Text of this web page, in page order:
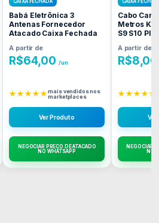
CAIXA FECHADA
Babá Eletrônica 3
Antenas Fornecedor
Atacado Caixa Fechada
A partir de
R$64,00 /un
★★★★★mais vendidos nos
marketplaces
Ver Produto
NEGOCIAR PREÇO DE ATACADO
NO WHATSAPP
CAIXA
Cabo
Metros
S9 S10
Caixa
A partir de
R$8,00
★★★★★
NEGOCIAR
NO